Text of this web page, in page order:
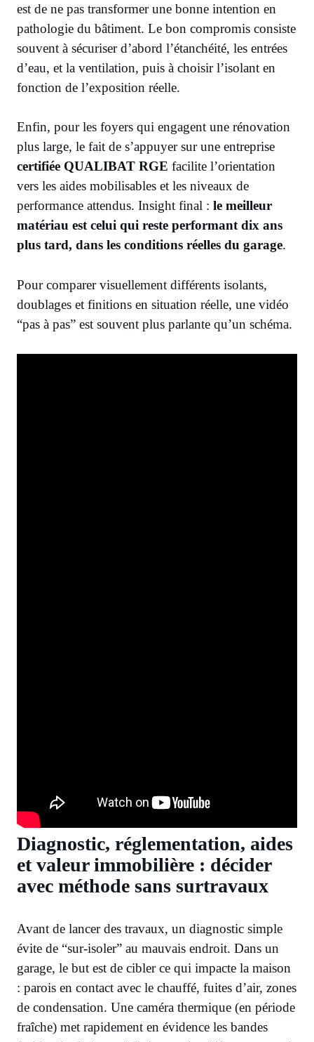
est de ne pas transformer une bonne intention en
pathologie du bâtiment. Le bon compromis consiste
souvent à sécuriser d’abord l’étanchéité, les entrées
d’eau, et la ventilation, puis à choisir l’isolant en
fonction de l’exposition réelle.
Enfin, pour les foyers qui engagent une rénovation
plus large, le fait de s’appuyer sur une entreprise
certifiée QUALIBAT RGE facilite l’orientation
vers les aides mobilisables et les niveaux de
performance attendus. Insight final : le meilleur
matériau est celui qui reste performant dix ans
plus tard, dans les conditions réelles du garage.
Pour comparer visuellement différents isolants,
doublages et finitions en situation réelle, une vidéo
“pas à pas” est souvent plus parlante qu’un schéma.
Diagnostic, réglementation, aides
et valeur immobilière : décider
avec méthode sans surtravaux
Avant de lancer des travaux, un diagnostic simple
évite de “sur-isoler” au mauvais endroit. Dans un
garage, le but est de cibler ce qui impacte la maison
: parois en contact avec le chauffé, fuites d’air, zones
de condensation. Une caméra thermique (en période
fraîche) met rapidement en évidence les bandes